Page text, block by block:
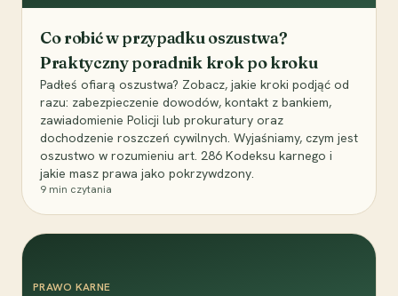
Co robić w przypadku oszustwa?
Praktyczny poradnik krok po kroku
Padłeś ofiarą oszustwa? Zobacz, jakie kroki podjąć od
razu: zabezpieczenie dowodów, kontakt z bankiem,
zawiadomienie Policji lub prokuratury oraz
dochodzenie roszczeń cywilnych. Wyjaśniamy, czym jest
oszustwo w rozumieniu art. 286 Kodeksu karnego i
jakie masz prawa jako pokrzywdzony.
9 min czytania
PRAWO KARNE